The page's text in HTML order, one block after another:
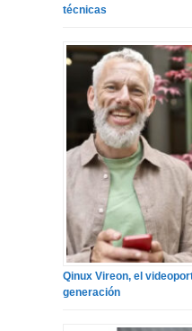
técnicas
Qinux Vireon, el
generación